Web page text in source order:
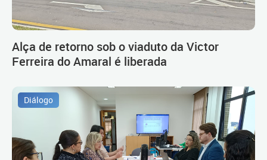
Alça de retorno sob o viaduto da Victor
Ferreira do Amaral é liberada
Diálogo